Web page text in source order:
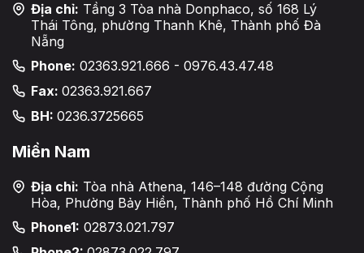
Địa chỉ: Tầng 3 Tòa nhà Donphaco, số 168 Lý
Thái Tông, phường Thanh Khê, Thành phố Đà
Nẵng
Phone: 02363.921.666 - 0976.43.47.48
Fax: 02363.921.667
BH: 0236.3725665
Miền Nam
Địa chỉ: Tòa nhà Athena, 146–148 đường Cộng
Hòa, Phường Bảy Hiền, Thành phố Hồ Chí Minh
Phone1: 02873.021.797